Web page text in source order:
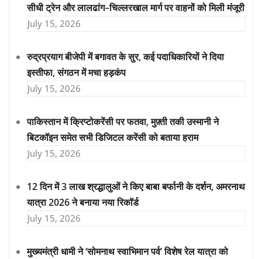
सीधी ट्रेन और लालढांग–चिल्लरखाल मार्ग पर वाहनों को मिली मंजूरी
July 15, 2026
रुद्रप्रयाग बीजेपी में बगावत के सुर, कई पदाधिकारियों ने दिया
इस्तीफा, संगठन में मचा हड़कंप
July 15, 2026
पाकिस्तान में क्रिप्टोकरेंसी पर फतवा, मुफ़्ती तकी उस्मानी ने
बिटकॉइन समेत सभी डिजिटल करेंसी को बताया हराम
July 15, 2026
12 दिन में 3 लाख श्रद्धालुओं ने किए बाबा बर्फानी के दर्शन, अमरनाथ
यात्रा 2026 ने बनाया नया रिकॉर्ड
July 15, 2026
मुख्यमंत्री धामी ने ‘सोमनाथ स्वाभिमान पर्व’ विशेष रेल यात्रा को